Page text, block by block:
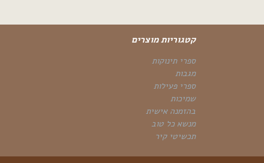
קטגוריות מוצרים
ספרי תינוקות
מגבות
ספרי פעילות
שמיכות
בהזמנה אישית
מנשא כל טוב
תכשיטי קיר